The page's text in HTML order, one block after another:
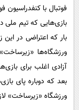
فوتبال با کنفدراسیون
بازی‌هایی که تیم ملی
بار که اعتراضی در
ورزشگاه‌ها
آزادی اغلب برای
بعد که دوباره پای
ورزشگاه «زیرساخت»